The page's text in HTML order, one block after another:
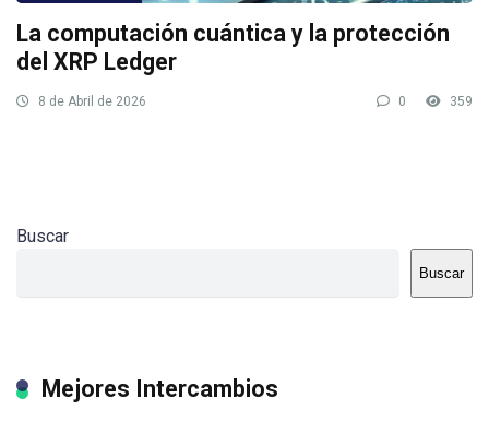
La computación cuántica y la protección
del XRP Ledger
8 de Abril de 2026 0 359
Buscar
Buscar
Mejores Intercambios